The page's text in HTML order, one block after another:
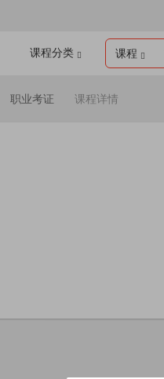
课程分类 课程
职业考证 课程详情